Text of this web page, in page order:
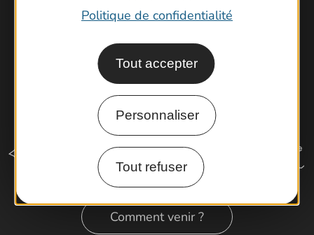
Politique de confidentialité
Tout accepter
Personnaliser
Tout refuser
Comment venir ?